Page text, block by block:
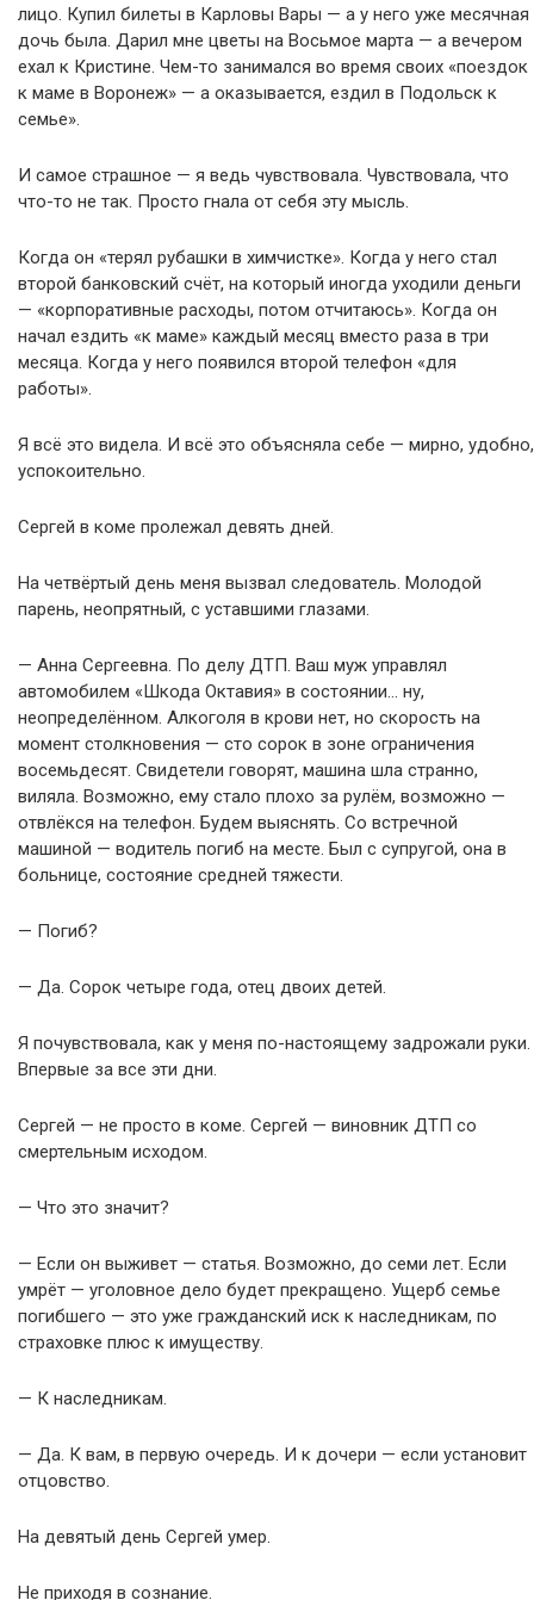
лицо. Купил билеты в Карловы Вары — а у него уже месячная
дочь была. Дарил мне цветы на Восьмое марта — а вечером
ехал к Кристине. Чем-то занимался во время своих «поездок
к маме в Воронеж» — а оказывается, ездил в Подольск к
семье».
И самое страшное — я ведь чувствовала. Чувствовала, что
что-то не так. Просто гнала от себя эту мысль.
Когда он «терял рубашки в химчистке». Когда у него стал
второй банковский счёт, на который иногда уходили деньги
— «корпоративные расходы, потом отчитаюсь». Когда он
начал ездить «к маме» каждый месяц вместо раза в три
месяца. Когда у него появился второй телефон «для
работы».
Я всё это видела. И всё это объясняла себе — мирно, удобно,
успокоительно.
Сергей в коме пролежал девять дней.
На четвёртый день меня вызвал следователь. Молодой
парень, неопрятный, с уставшими глазами.
— Анна Сергеевна. По делу ДТП. Ваш муж управлял
автомобилем «Шкода Октавия» в состоянии… ну,
неопределённом. Алкоголя в крови нет, но скорость на
момент столкновения — сто сорок в зоне ограничения
восемьдесят. Свидетели говорят, машина шла странно,
виляла. Возможно, ему стало плохо за рулём, возможно —
отвлёкся на телефон. Будем выяснять. Со встречной
машиной — водитель погиб на месте. Был с супругой, она в
больнице, состояние средней тяжести.
— Погиб?
— Да. Сорок четыре года, отец двоих детей.
Я почувствовала, как у меня по-настоящему задрожали руки.
Впервые за все эти дни.
Сергей — не просто в коме. Сергей — виновник ДТП со
смертельным исходом.
— Что это значит?
— Если он выживет — статья. Возможно, до семи лет. Если
умрёт — уголовное дело будет прекращено. Ущерб семье
погибшего — это уже гражданский иск к наследникам, по
страховке плюс к имуществу.
— К наследникам.
— Да. К вам, в первую очередь. И к дочери — если установит
отцовство.
На девятый день Сергей умер.
Не приходя в сознание.